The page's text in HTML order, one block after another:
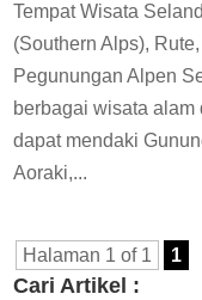
Tempat Wisata
(Southern Alps),
Pegunungan Alpen
berbagai wisata
dapat mendaki
Aoraki,...
Halaman 1 of 1 1
Cari Artikel :